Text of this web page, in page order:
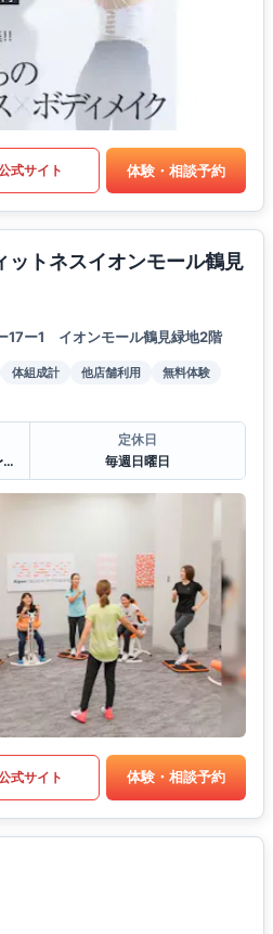
式サイト 体験・相談予約
ットネスイオンモール鶴見
17ー1 イオンモール鶴見緑地2階
体組成計 他店舗利用
無料体験
平日 10:00〜13:00・14:00〜20:00
定休日
毎週日曜日
式サイト 体験・相談予約